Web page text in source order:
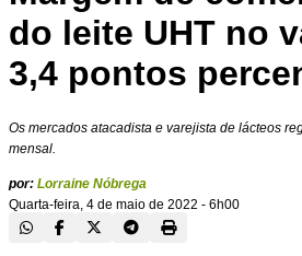
do leite UHT no
3,4 pontos
Os mercados atacadista e varejista de lácteos
mensal.
por: Lorraine Nóbrega
Quarta-feira, 4 de maio de 2022 - 6h00